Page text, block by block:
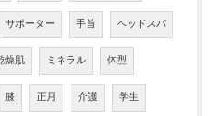
サポーター 手首 ヘッドスパ
燥肌 ミネラル 体型
膝 正月 介護 学生